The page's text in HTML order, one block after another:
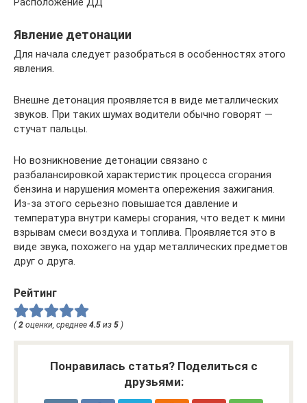
Явление детонации
Для начала следует разобраться в особенностях этого
явления.
Внешне детонация проявляется в виде металлических
звуков. При таких шумах водители обычно говорят —
стучат пальцы.
Но возникновение детонации связано с
разбалансировкой характеристик процесса сгорания
бензина и нарушения момента опережения зажигания.
Из-за этого серьезно повышается давление и
температура внутри камеры сгорания, что ведет к мини
взрывам смеси воздуха и топлива. Проявляется это в
виде звука, похожего на удар металлических предметов
друг о друга.
Рейтинг
( 2 оценки, среднее 4.5 из 5 )
Понравилась статья? Поделиться с
друзьями: